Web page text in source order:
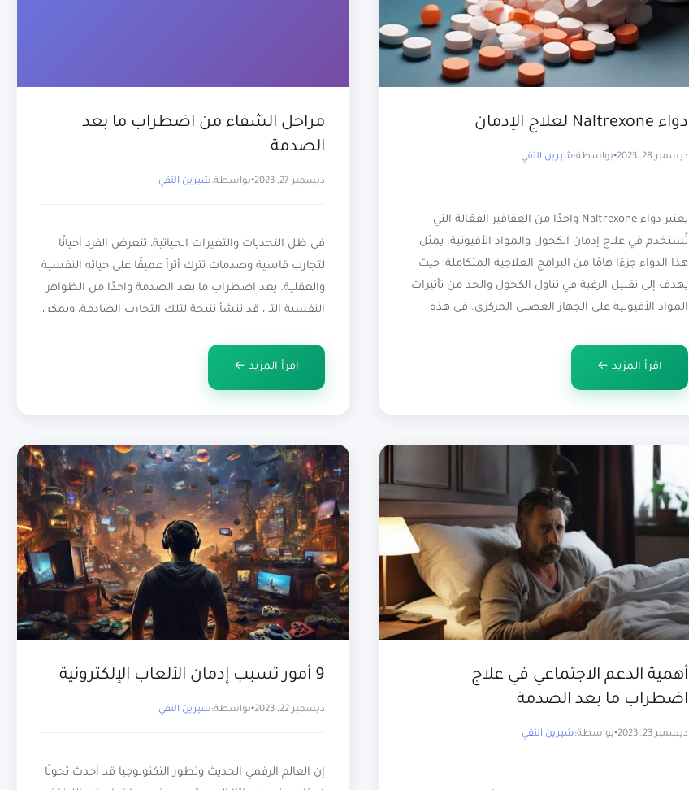
دواء Naltrexone لعلاج الإدمان
ديسمبر 28, 2023 بواسطة:شيرين التقي
يعتبر دواء Naltrexone واحدًا من العقاقير الفعّالة التي
تُستخدم في علاج إدمان الكحول والمواد الأفيونية. يمثل
هذا الدواء جزءًا هامًا من البرامج العلاجية المتكاملة، حيث
يهدف إلى تقليل الرغبة في تناول الكحول والحد من تأثيرات
المواد الأفيونية على الجهاز العصبي المركزي. في هذه
استعمالاته ونوضح لكم […]
اقرأ المزيد ←
مراحل الشفاء من اضطراب ما بعد
الصدمة
ديسمبر 27, 2023 بواسطة:شيرين التقي
في ظل التحديات والتغيرات الحياتية، تتعرض الفرد أحيانًا
لتجارب قاسية وصدمات تترك أثراً عميقًا على حياته النفسية
والعقلية. يعد اضطراب ما بعد الصدمة واحدًا من الظواهر
النفسية التي قد تنشأ نتيجة لتلك التجارب الصادمة، ويمكن
في هذا السياق، يأتي الفهم العميق لطبيعة هذا
اقرأ المزيد ←
أهمية الدعم الاجتماعي في علاج
اضطراب ما بعد الصدمة
ديسمبر 23, 2023 بواسطة:شيرين التقي
9 أمور تسبب إدمان الألعاب الإلكترونية
ديسمبر 22, 2023 بواسطة:شيرين التقي
إن العالم الرقمي الحديث وتطور التكنولوجيا قد أحدث تحولًا